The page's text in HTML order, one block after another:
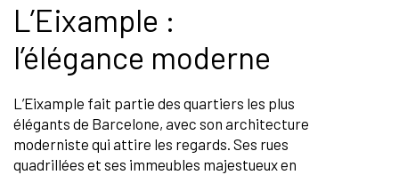
L’Eixample :
l’élégance moderne
L’Eixample fait partie des quartiers les plus
élégants de Barcelone, avec son architecture
moderniste qui attire les regards. Ses rues
quadrillées et ses immeubles majestueux en